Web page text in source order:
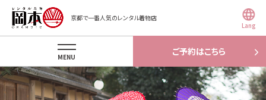
京都で一番人気のレンタル着物店
Lang
ご予約はこちら
MENU